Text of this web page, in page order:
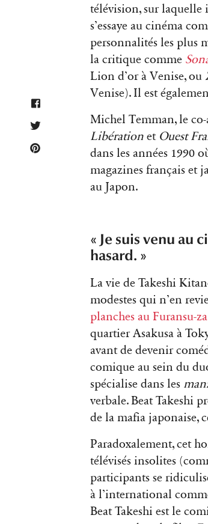
télévision, sur laquelle
s’essaye au cinéma
personnalités les plus
la critique comme
Lion d’or à Venise, ou
Venise). Il est
Michel Temman, le
Libération et Ouest
dans les années 1990
magazines français et
au Japon.
« Je suis venu au
hasard. »
La vie de Takeshi
modestes qui n’en
planches au Furansu-za
quartier Asakusa à
avant de devenir
comique au sein du
spécialise dans les
verbale. Beat Takeshi
de la mafia japonaise,
Paradoxalement, cet
télévisés insolites
participants se
à l’international
Beat Takeshi est le